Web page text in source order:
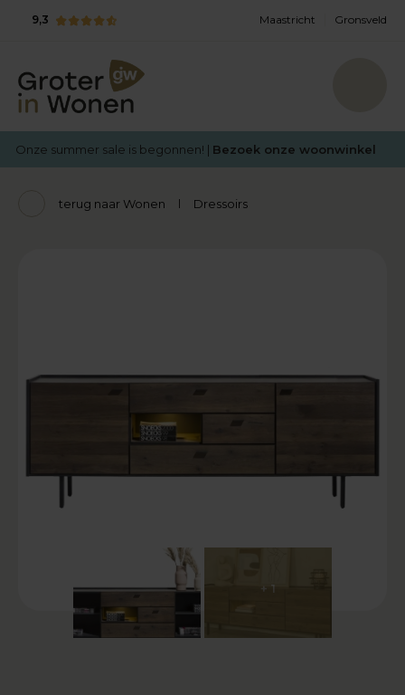
9,3 Maastricht Gronsveld
Onze summer sale is begonnen! | Bezoek onze woonwinkel
terug naar Wonen Dressoirs
+ 1